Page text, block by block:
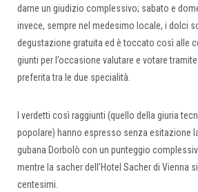
darne un giudizio complessivo; sabato e
invece, sempre nel medesimo locale, i dolci
degustazione gratuita ed è toccato così alle
giunti per l’occasione valutare e votare
preferita tra le due specialità.
I verdetti così raggiunti (quello della giuria
popolare) hanno espresso senza esitazione
gubana Dorbolò con un punteggio
mentre la sacher dell’Hotel Sacher di Vienna
centesimi.